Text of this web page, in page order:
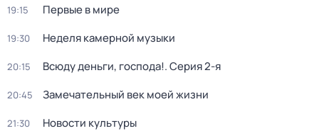
19:15 Первые в мире
19:30 Неделя камерной музыки
20:15 Всюду деньги, господа!. Серия 2-я
20:45 Замечательный век моей жизни
21:30 Новости культуры